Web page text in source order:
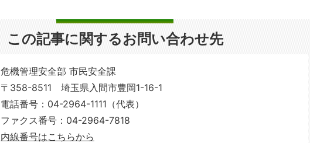
この記事に関するお問い合わせ先
危機管理安全部 市民安全課
〒358-8511 埼玉県入間市豊岡1-16-1
電話番号：04-2964-1111（代表）
ファクス番号：04-2964-7818
内線番号はこちらから